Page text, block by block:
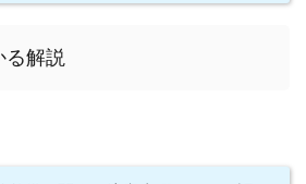
解説